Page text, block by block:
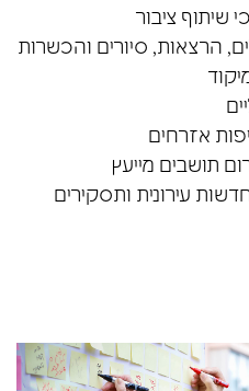
שיתוף ציבור
הרצאות, סיורים והכשרות
אזרחים
תושבים מייעץ
עירונית ותסקירים